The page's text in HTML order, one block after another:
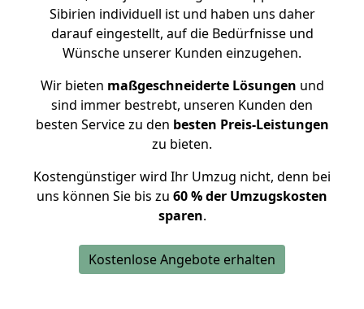
Sibirien individuell ist und haben uns daher
darauf eingestellt, auf die Bedürfnisse und
Wünsche unserer Kunden einzugehen.
Wir bieten maßgeschneiderte Lösungen und
sind immer bestrebt, unseren Kunden den
besten Service zu den besten Preis-Leistungen
zu bieten.
Kostengünstiger wird Ihr Umzug nicht, denn bei
uns können Sie bis zu 60 % der Umzugskosten
sparen.
Kostenlose Angebote erhalten